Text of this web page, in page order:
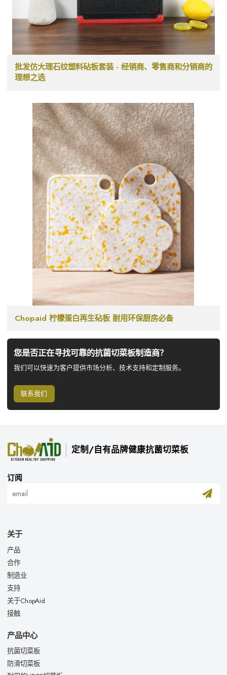
批发仿大理石纹塑料砧板套装 - 经销商、零售商和分销商的
理想之选
Chopaid 柠檬蛋白再生砧板 耐用环保厨房必备
您是否正在寻找可靠的抗菌切菜板制造商？
我们可以快速为客户提供市场分析、技术支持和定制服务。
联系我们
定制/自有品牌健康抗菌切菜板
订阅
关于
产品
合作
制造业
支持
关于ChopAid
接触
产品中心
抗菌切菜板
防滑切菜板